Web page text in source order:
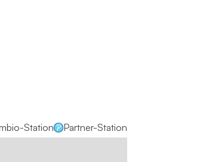
Station Partner-Station